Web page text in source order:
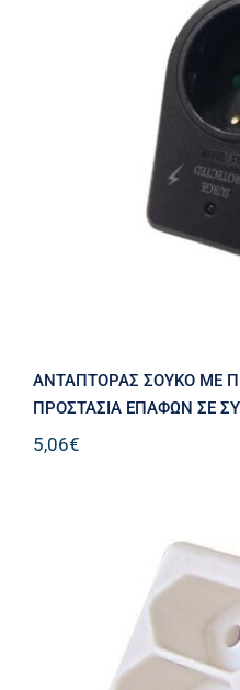
ΠΡΟΣΤΑΣΙΑ
ΑΝΤΑΠΤΟΡΑΣ ΣΟΥΚΟ ΜΕ
ΠΡΟΣΤΑΣΙΑ ΕΠΑΦΩΝ ΣΕ
5,06€